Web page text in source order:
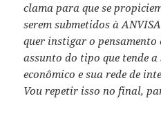
clama para que se
serem submetidos à
quer instigar o
assunto do tipo que tende
econômico e sua rede de
Vou repetir isso no final,